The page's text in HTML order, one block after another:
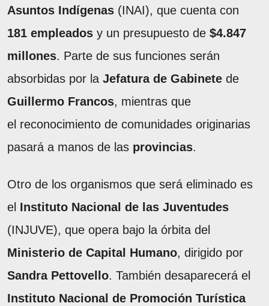
Asuntos Indígenas (INAI), que cuenta con
181 empleados y un presupuesto de $4.847
millones. Parte de sus funciones serán
absorbidas por la Jefatura de Gabinete de
Guillermo Francos, mientras que
el reconocimiento de comunidades originarias
pasará a manos de las provincias.
Otro de los organismos que será eliminado es
el Instituto Nacional de las Juventudes
(INJUVE), que opera bajo la órbita del
Ministerio de Capital Humano, dirigido por
Sandra Pettovello. También desaparecerá el
Instituto Nacional de Promoción Turística